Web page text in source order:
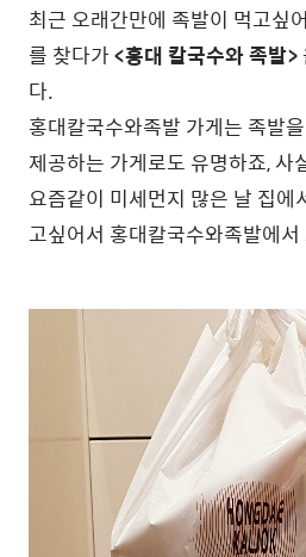
최근 오래간만에 족발이 먹고싶
를 찾다가<홍대 칼국수와 족발>
다.
홍대칼국수와족발 가게는 족발
제공하는 가게로도 유명하죠, 사
요즘같이 미세먼지 많은 날 집에
고싶어서 홍대칼국수와족발에